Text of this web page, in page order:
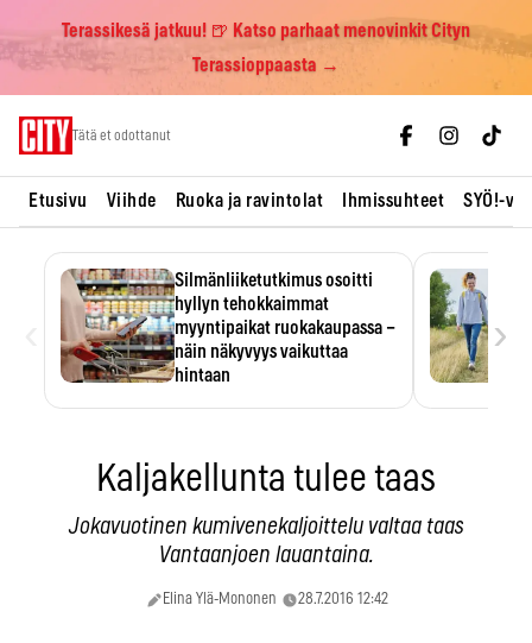
Terassikesä jatkuu! 🍺 Katso parhaat menovinkit Cityn
Terassioppaasta →
Tätä et odottanut
Etusivu Viihde Ruoka ja ravintolat Ihmissuhteet SYÖ!-
Silmänliiketutkimus osoitti
hyllyn tehokkaimmat
myyntipaikat ruokakaupassa –
näin näkyvyys vaikuttaa
hintaan
›
Kaljakellunta tulee taas
Jokavuotinen kumivenekaljoittelu valtaa taas
Vantaanjoen lauantaina.
Elina Ylä-Mononen 28.7.2016 12:42